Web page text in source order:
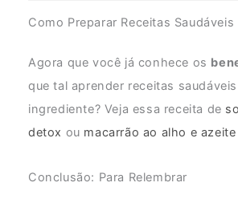
Como Preparar Receitas
Agora que você já conhece os
que tal aprender receitas
ingrediente? Veja essa receita de
detox ou macarrão ao alho e azeite
Conclusão: Para Relembrar